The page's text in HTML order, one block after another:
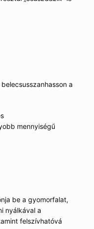
a
mennyiségű
be a gyomorfalat,
nyálkával a
felszívhatóvá